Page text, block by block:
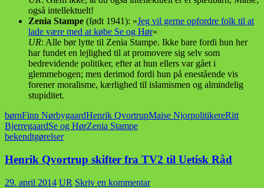
også intellektuelt!
Zenia Stampe (født 1941): »Jeg vil gerne opfordre folk til at
lade være med at købe Se og Hør«
UR: Alle bør lytte til Zenia Stampe. Ikke bare fordi hun her
har fundet en lejlighed til at promovere sig selv som
bedrevidende politiker, efter at hun ellers var gået i
glemmebogen; men derimod fordi hun på enestående vis
forener moralisme, kærlighed til islamismen og almindelig
stupiditet.
børnFinn NørbygaardHenrik QvortrupMaise NjorpolitikereRitt
BjerregaardSe og HørZenia Stampe
bekendtgørelser
Henrik Qvortrup skifter fra TV2 til Uetisk Råd
29. april 2014 UR Skriv en kommentar